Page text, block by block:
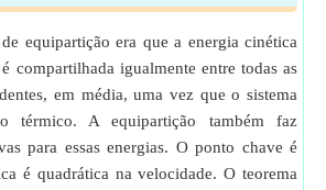
equipartição era que a energia cinética
compartilhada igualmente entre todas as
em média, uma vez que o sistema
térmico. A equipartição também faz
para essas energias. O ponto chave é
é quadrática na velocidade. O teorema